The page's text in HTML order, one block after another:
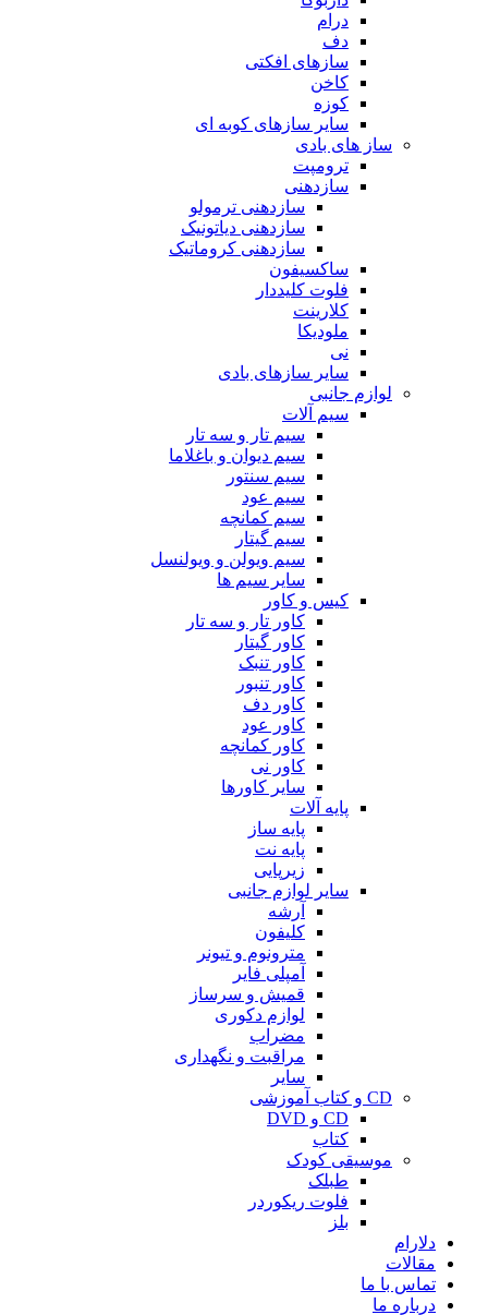
درام
دف
سازهای افکتی
کاخن
کوزه
سایر سازهای کوبه ای
ساز های بادی
ترومپت
سازدهنی
سازدهنی ترمولو
سازدهنی دیاتونیک
سازدهنی کروماتیک
ساکسیفون
فلوت کلیددار
کلارینت
ملودیکا
نی
سایر سازهای بادی
لوازم جانبی
سیم آلات
سیم تار و سه تار
سیم دیوان و باغلاما
سیم سنتور
سیم عود
سیم کمانچه
سیم گیتار
سیم ویولن و ویولنسل
سایر سیم ها
کیس و کاور
کاور تار و سه تار
کاور گیتار
کاور تنبک
کاور تنبور
کاور دف
کاور عود
کاور کمانچه
کاور نی
سایر کاورها
پایه آلات
پایه ساز
پایه نت
زیرپایی
سایر لوازم جانبی
آرشه
کلیفون
مترونوم و تیونر
آمپلی فایر
قمیش و سرساز
لوازم دکوری
مضراب
مراقبت و نگهداری
سایر
CD و کتاب آموزشی
CD و DVD
کتاب
موسیقی کودک
طبلک
فلوت ریکوردر
بلز
دلارام
مقالات
تماس با ما
درباره ما